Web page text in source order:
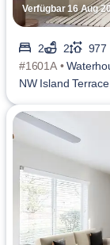
Verfügbar 16 Aug
2 2
977
#1601A •
NW Island